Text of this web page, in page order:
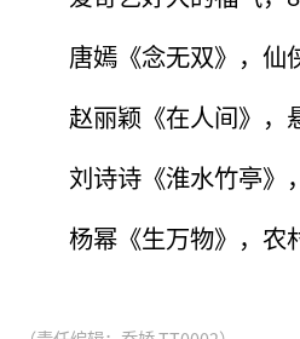
唐嫣《念无双》，仙
赵丽颖《在人间》，
刘诗诗《淮水竹亭》
杨幂《生万物》，农